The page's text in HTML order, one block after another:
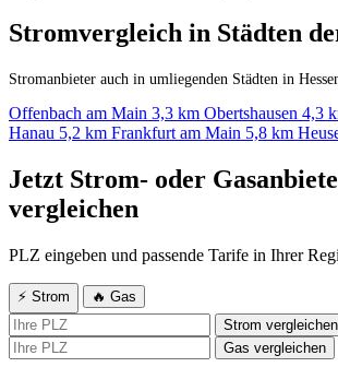
Stromvergleich in Städten
Stromanbieter auch in umliegenden Städten in
Offenbach am Main 3,3 km Obertshausen 4,3
Hanau 5,2 km Frankfurt am Main 5,8 km
Jetzt Strom- oder
vergleichen
PLZ eingeben und passende Tarife in Ihrer
⚡ Strom
🔥 Gas
Strom vergleichen
Gas vergleichen